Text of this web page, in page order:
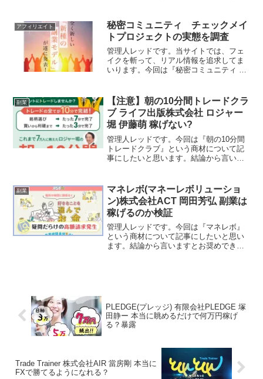
定商取引法に基づく表示販売業者名株式
会社インター運営責任者名...
アフィリエイト
秘密コミュニティ チェックメイ
トプロジェクトの実態を調査
管理人レッドです。当サイトでは、フェ
イクを斬って、リアル情報を追求してま
いります。今回は『秘密コミュニティ チ
から言いますとお奨めできるものではあ
りません。その理由を紐...
副業
【注意】朝の10分間トレードクラ
ブ ライフ出版株式会社 ロジャー
堀 伊藤萌 稼げない?
管理人レッドです。今回は『朝の10分間
トレードクラブ』という商材について記
事にしたいと思います。結論から言いま
す。特定商取引法に基づく表示販売者名
ライフ出版株式会社代表取...
副業
マネレボ(マネーレボリューショ
ン)株式会社ACT 岡田芳弘 副業は
稼げるのか検証
管理人レッドです。今回は『マネレボ』
という商材について記事にしたいと思い
ます。結論から言いますとお奨めできる
PLEDGE(プレッジ) 有限会社PLEDGE 塚
田静ー 本当に眺めるだけで何万円稼げ
る？暴露
Trade Trainer 株式会社AIR 當房剛 本当に
FXで勝てるようになれる？